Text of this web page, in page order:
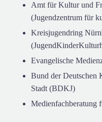
Amt für Kultur und
(Jugendzentrum für
Kreisjugendring
Evangelische
Bund der Deutschen
Stadt (BDKJ)
Medienfachberatung